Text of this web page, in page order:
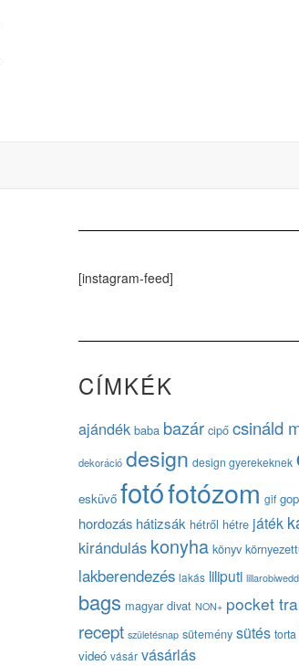
[instagram-feed]
CÍMKÉK
ajándék baba bazár cipő csináld
dekoráció design design gyerekeknek
esküvő fotófotózom gif
hordozás hátizsák hétről hétre játék
kirándulás konyha könyv
lakberendezés lakás liliputi
bags magyar divat NON+ pocket
recept születésnap sütemény sütés torta
videó vásár vásárlás